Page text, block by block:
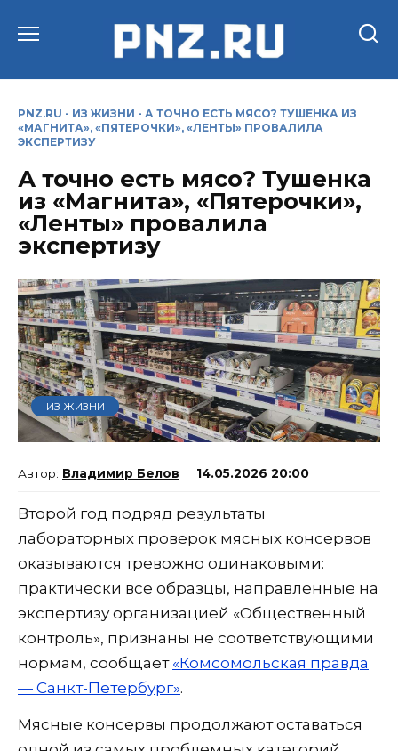
PNZ.RU - ИЗ ЖИЗНИ - А ТОЧНО ЕСТЬ МЯСО? ТУШЕНКА ИЗ
«МАГНИТА», «ПЯТЕРОЧКИ», «ЛЕНТЫ» ПРОВАЛИЛА
ЭКСПЕРТИЗУ
А точно есть мясо? Тушенка
из «Магнита», «Пятерочки»,
«Ленты» провалила
экспертизу
ИЗ ЖИЗНИ
Владимир Белов 14.05.2026 20:00
Второй год подряд результаты
лабораторных проверок мясных консервов
оказываются тревожно одинаковыми:
практически все образцы, направленные на
экспертизу организацией «Общественный
контроль», признаны не соответствующими
нормам, сообщает «Комсомольская правда
— Санкт-Петербург».
Мясные консервы продолжают оставаться